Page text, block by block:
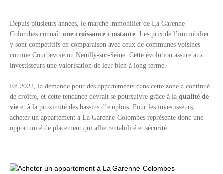
Depuis plusieurs années, le marché immobilier de La Garenne-
Colombes connaît une croissance constante. Les prix de l’immobilier
y sont compétitifs en comparaison avec ceux de communes voisines
comme Courbevoie ou Neuilly-sur-Seine. Cette évolution assure aux
investisseurs une valorisation de leur bien à long terme.
En 2023, la demande pour des appartements dans cette zone a continué
de croître, et cette tendance devrait se poursuivre grâce à la qualité de
vie et à la proximité des bassins d’emplois. Pour les investisseurs,
acheter un appartement à La Garenne-Colombes représente donc une
opportunité de placement qui allie rentabilité et sécurité.